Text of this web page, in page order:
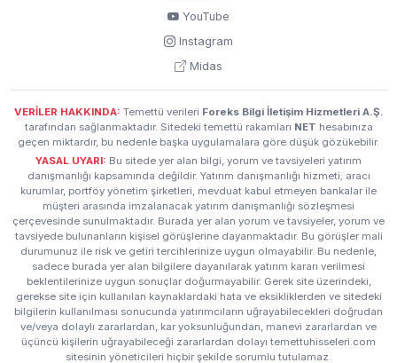
geliştirmesi hedeflenmektedir. Ayrıca kredi ve...
Finansal Duran Varlık Edinimi
Sermayesinde % 29,01paya sahip olduğumuz bağlı
ortaklığımız İş Girişim Sermayesi Yatırım Ortaklığı A.Ş.'nin (İş
Girişim) 500.000 000
kayıtlı sermaye tavanı içerisinde
74.652.480 TLolan çıkarılmış sermayesinin mevcut
hissedarların rüçhan hakları tamamen kısıtlanarak Borsa
İstanbul A.Ş.'nin ("Borsa") "Toptan Alış Satış İşlemlerine
İlişkin Prosedür"ü ("TSP Prosedürü") çerçevesinde
belirlenecek pay satış fiyatı esas alınmak...
DOAS 27 Oca 2026
Skoda Auto A.S. ile Suriye Arap Cumhuriyeti
Distribütörlüğü için Niyet Mektubu (Letter of Intent)
İmzalanması
YouTube
Instagram
Midas
VERİLER HAKKINDA: Temettü verileri Foreks Bilgi İletişim Hizmetleri A.Ş.
tarafından sağlanmaktadır. Sitedeki temettü rakamları NET hesabınıza
geçen miktardır, bu nedenle başka uygulamalara göre düşük gözükebilir.
YASAL UYARI: Bu sitede yer alan bilgi, yorum ve tavsiyeleri yatırım
danışmanlığı kapsamında değildir. Yatırım danışmanlığı hizmeti; aracı
kurumlar, portföy yönetim şirketleri, mevduat kabul etmeyen bankalar ile
müşteri arasında imzalanacak yatırım danışmanlığı sözleşmesi
çerçevesinde sunulmaktadır. Burada yer alan yorum ve tavsiyeler, yorum ve
tavsiyede bulunanların kişisel görüşlerine dayanmaktadır. Bu görüşler mali
durumunuz ile risk ve getiri tercihlerinize uygun olmayabilir. Bu nedenle,
sadece burada yer alan bilgilere dayanılarak yatırım kararı verilmesi
beklentilerinize uygun sonuçlar doğurmayabilir. Gerek site üzerindeki,
gerekse site için kullanılan kaynaklardaki hata ve eksikliklerden ve sitedeki
bilgilerin kullanılması sonucunda yatırımcıların uğrayabilecekleri doğrudan
ve/veya dolaylı zararlardan, kar yoksunluğundan, manevi zararlardan ve
üçüncü kişilerin uğrayabileceği zararlardan dolayı temettuhisseleri.com
sitesinin yöneticileri hiçbir şekilde sorumlu tutulamaz.